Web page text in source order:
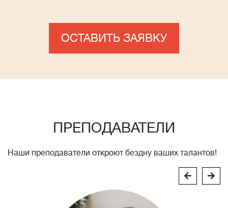
ОСТАВИТЬ ЗАЯВКУ
ПРЕПОДАВАТЕЛИ
Наши преподаватели откроют бездну ваших талантов!